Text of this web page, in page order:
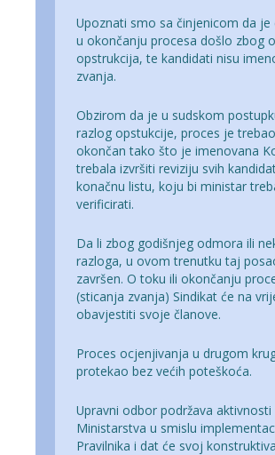
Upoznati smo sa činjenicom da
u okončanju procesa došlo zbog
opstrukcija, te kandidati nisu
zvanja.
Obzirom da je u sudskom
razlog opstukcije, proces je
okončan tako što je imenovana
trebala izvršiti reviziju svih
konačnu listu, koju bi ministar
verificirati.
Da li zbog godišnjeg odmora ili
razloga, u ovom trenutku taj
završen. O toku ili okončanju
(sticanja zvanja) Sindikat će na
obavjestiti svoje članove.
Proces ocjenjivanja u drugom
protekao bez većih poteškoća.
Upravni odbor podržava aktivnosti
Ministarstva u smislu
Pravilnika i dat će svoj